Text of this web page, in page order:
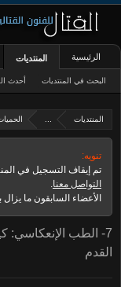
المنتديات
تنويه:
تم إيقاف التسجيل في
التواصل معنا.
الأعضاء السابقون ما
7- الطب الإنعكاسي:
القدم
الرئيسية المنتديات
البحث في المنتديات أحدث